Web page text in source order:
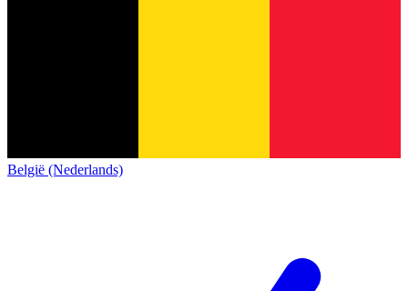
België (Nederlands)